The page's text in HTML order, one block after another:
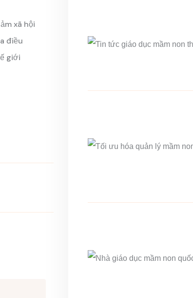
xã hội
điều
giới